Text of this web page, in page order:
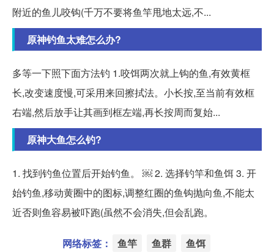
附近的鱼儿咬钩(千万不要将鱼竿甩地太远,不...
原神钓鱼太难怎么办?
多等一下照下面方法钓 1.咬饵两次就上钩的鱼,有效黄框
长,改变速度慢,可采用来回擦拭法。小长按,至当前有效框
右端,然后放手让其画到框左端,再长按周而复始...
原神大鱼怎么钓?
1. 找到钓鱼位置后开始钓鱼。 ￼ 2. 选择钓竿和鱼饵 3. 开
始钓鱼,移动黄圈中的图标,调整红圈的鱼钩抛向鱼,不能太
近否则鱼容易被吓跑(虽然不会消失,但会乱跑。
网络标签： 鱼竿 鱼群 鱼饵